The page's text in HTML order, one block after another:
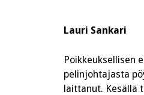
Lauri Sankari
Poikkeuksellisen
pelinjohtajasta
laittanut. Kesällä